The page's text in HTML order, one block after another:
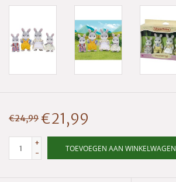
€24,99 €21,99
+
-
TOEVOEGEN AAN WINKELWAGEN